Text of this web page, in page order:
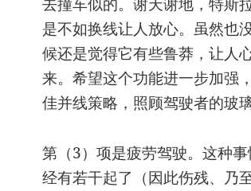
是不如换线让人放心。虽然也
候还是觉得它有些鲁莽，让人
来。希望这个功能进一步加强
佳并线策略，照顾驾驶者的玻璃
第（3）项是疲劳驾驶。这种
经有若干起了（因此伤残、乃